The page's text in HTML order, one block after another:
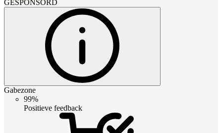
GESPONSORD
Gabezone
99%
Positieve feedback